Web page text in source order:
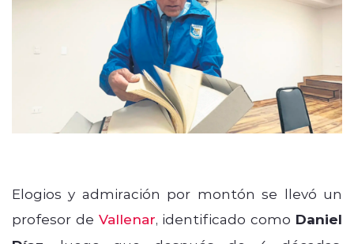
Elogios y admiración por montón se llevó un
profesor de Vallenar, identificado como Daniel